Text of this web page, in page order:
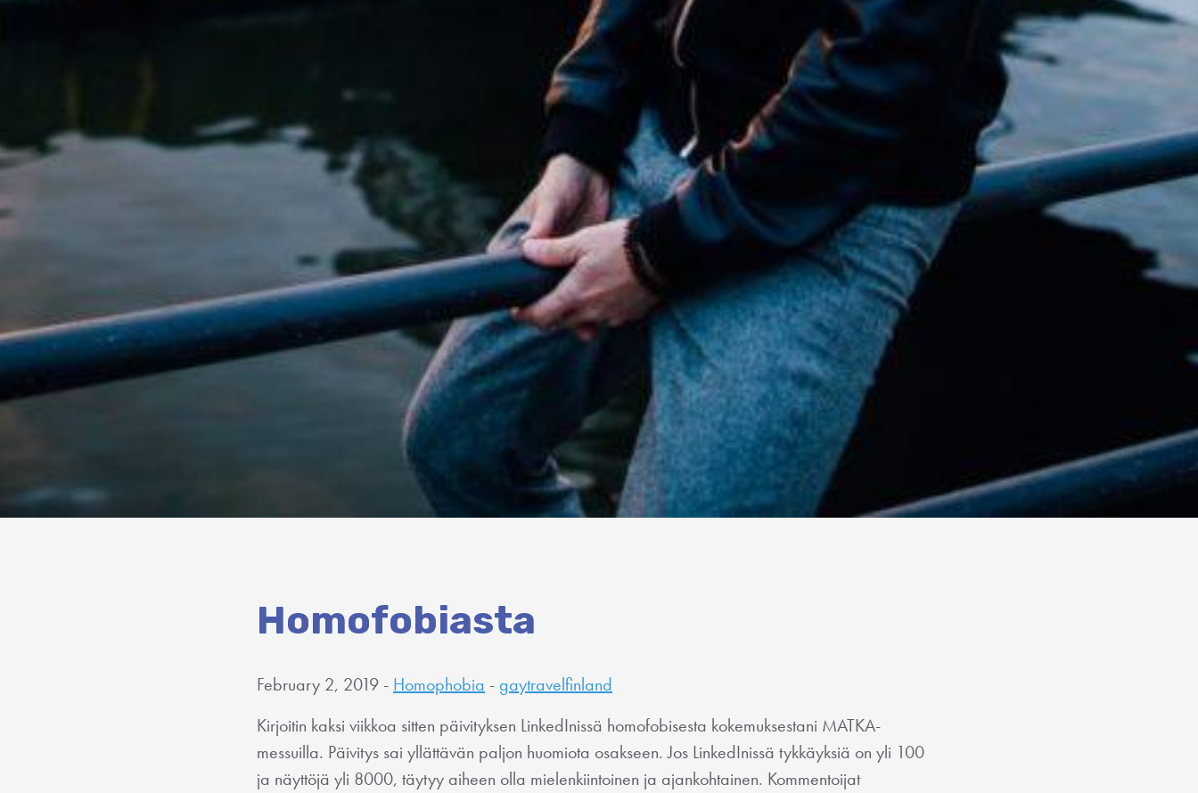
Homofobiasta
February 2, 2019 - Homophobia - gaytravelfinland
Kirjoitin kaksi viikkoa sitten päivityksen LinkedInissä homofobisesta kokemuksestani MATKA-
messuilla. Päivitys sai yllättävän paljon huomiota osakseen. Jos LinkedInissä tykkäyksiä on yli 100
ja näyttöjä yli 8000, täytyy aiheen olla mielenkiintoinen ja ajankohtainen. Kommentoijat